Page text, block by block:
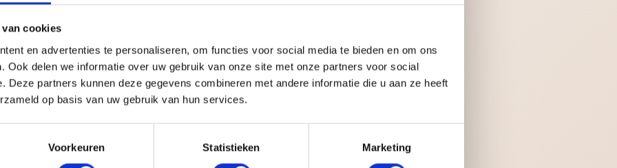
van cookies
en advertenties te personaliseren, om functies voor social media te bieden en om ons
Ook delen we informatie over uw gebruik van onze site met onze partners voor social
Deze partners kunnen deze gegevens combineren met andere informatie die u aan ze heeft
op basis van uw gebruik van hun services.
Voorkeuren Statistieken Marketing
Altijd bemand worden door top cocktailshakers
Aangekleed worden met vazen met vers fruit
Voorzien zijn van alles wat nodig is, zoals ook glaswerk
En omdat:
Wij rekenen geen transportkosten naar Halderberge